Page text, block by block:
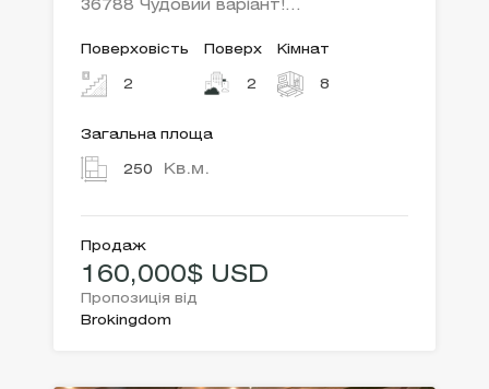
36788 Чудовий варіант!…
Поверховість
2
Поверх
2
Кімнат
8
Загальна площа
250 Кв.м.
Продаж
160,000$ USD
Пропозиція від
Brokingdom